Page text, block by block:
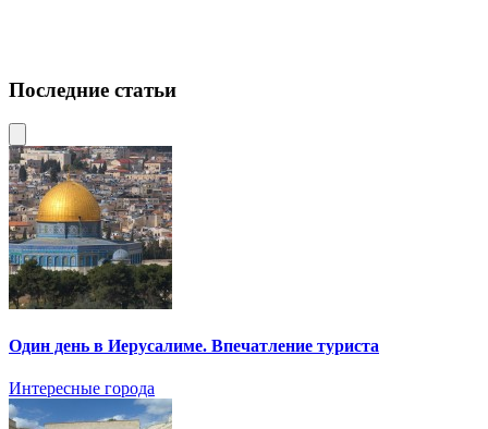
Последние статьи
Один день в Иерусалиме. Впечатление туриста
Интересные города